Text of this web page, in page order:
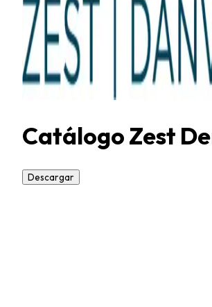
Catálogo Zest
Descargar